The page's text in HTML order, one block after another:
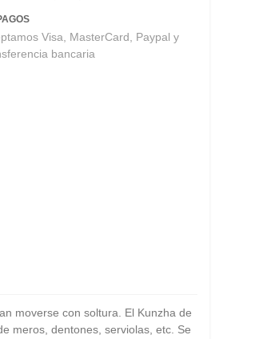
Visa, MasterCard, Paypal y
bancaria
moverse con soltura. El Kunzha de
meros, dentones, serviolas, etc. Se